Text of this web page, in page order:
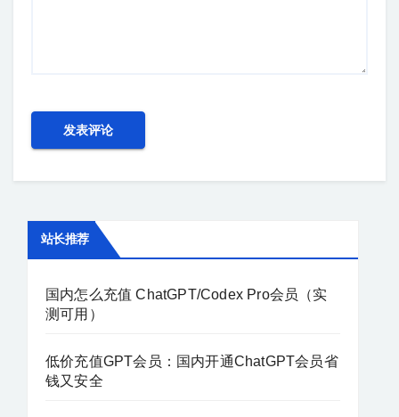
站长推荐
国内怎么充值 ChatGPT/Codex Pro会员（实
测可用）
低价充值GPT会员：国内开通ChatGPT会员省
钱又安全